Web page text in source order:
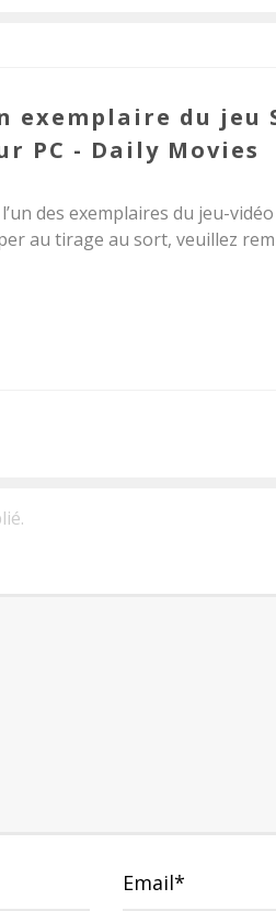
exemplaire du jeu
PC - Daily Movies
des exemplaires du jeu-
au tirage au sort, veuillez
Email*